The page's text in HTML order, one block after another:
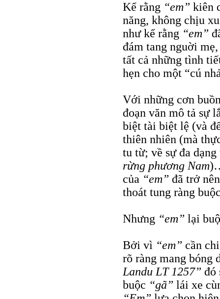
Kể rằng “em” kiên
năng, không chịu
như kể rằng “em”
đám tang nguời
tất cả những tình
hẹn cho một “cú
Với những cơn
đoạn văn mô tả sự
biệt tài biệt lệ (và
thiên nhiên (mà
tu từ; về sự đa
rừng phương Nam
của “em” đã trở
thoát tung ràng
Nhưng “em” lại
Bởi vì “em” cần
rõ ràng mang
Landu LT 1257” đó
buộc “gã” lái xe